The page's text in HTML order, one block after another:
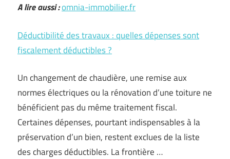
A lire aussi :omnia-immobilier.fr
Déductibilité des travaux : quelles dépenses sont
fiscalement déductibles ?
Un changement de chaudière, une remise aux
normes électriques ou la rénovation d’une toiture ne
bénéficient pas du même traitement fiscal.
Certaines dépenses, pourtant indispensables à la
préservation d’un bien, restent exclues de la liste
des charges déductibles. La frontière …